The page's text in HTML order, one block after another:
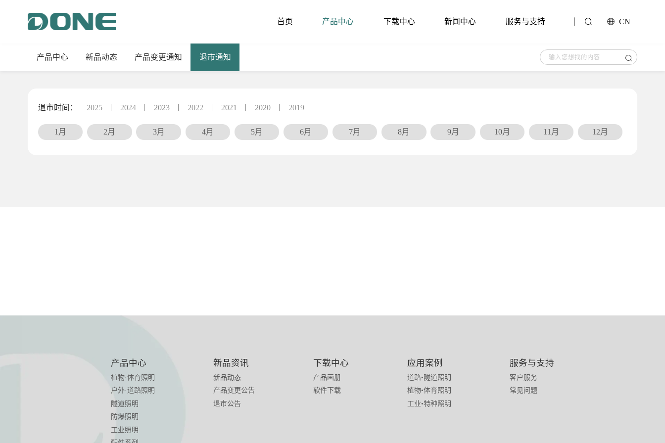
首页 产品中心 下载中心 新闻中心 服务与支持 CN
产品中心 新品动态 产品变更通知 退市通知
退市时间： 2025 2024 2023 2022 2021 2020 2019
1月 2月 3月 4月 5月 6月 7月 8月 9月 10月 11月 12月
产品中心
植物·体育照明
户外·道路照明
隧道照明
防爆照明
工业照明
新品资讯
新品动态
产品变更公告
退市公告
下载中心
产品画册
软件下载
应用案例
道路•隧道照明
植物•体育照明
工业•特种照明
服务与支持
客户服务
常见问题